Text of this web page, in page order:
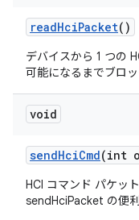
readHciPacket()
デバイスから 1 つの
可能になるまでブロッ
void
sendHciCmd(int
HCI コマンド パケッ
sendHciPacket の便利